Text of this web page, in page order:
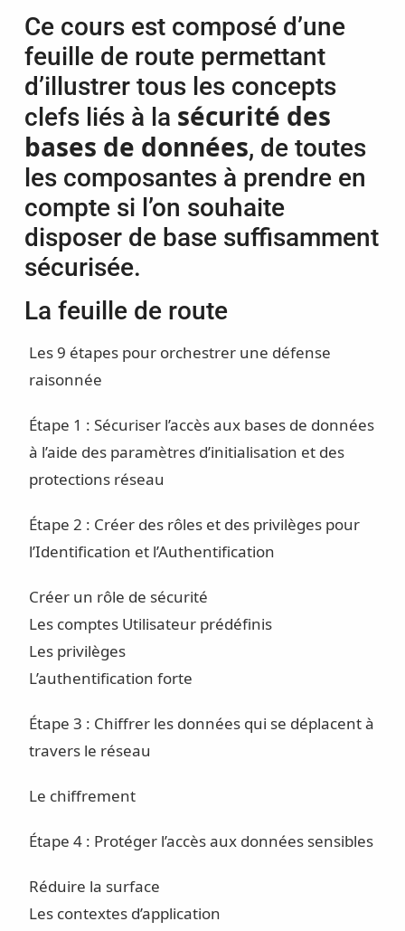
Ce cours est composé d’une
feuille de route permettant
d’illustrer tous les concepts
clefs liés à la sécurité des
bases de données, de toutes
les composantes à prendre en
compte si l’on souhaite
disposer de base suffisamment
sécurisée.
La feuille de route
Les 9 étapes pour orchestrer une défense
raisonnée
Étape 1 : Sécuriser l’accès aux bases de données
à l’aide des paramètres d’initialisation et des
protections réseau
Étape 2 : Créer des rôles et des privilèges pour
l’Identification et l’Authentification
Créer un rôle de sécurité
Les comptes Utilisateur prédéfinis
Les privilèges
L’authentification forte
Étape 3 : Chiffrer les données qui se déplacent à
travers le réseau
Le chiffrement
Étape 4 : Protéger l’accès aux données sensibles
Réduire la surface
Les contextes d’application